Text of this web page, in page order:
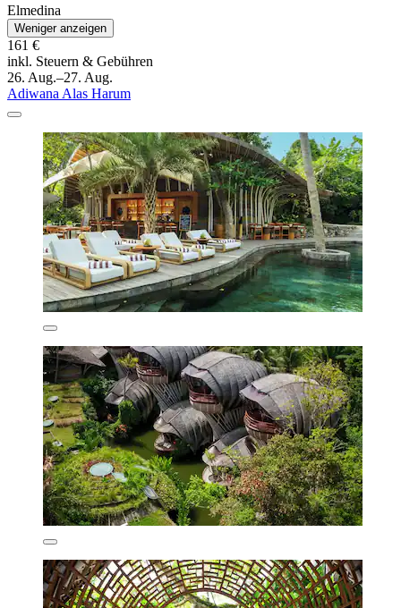
Elmedina
Weniger anzeigen
161 €
inkl. Steuern & Gebühren
26. Aug.–27. Aug.
Adiwana Alas Harum